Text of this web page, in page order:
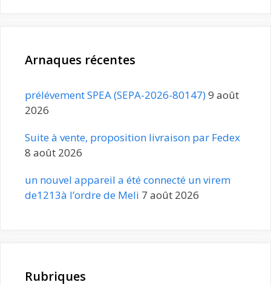
Arnaques récentes
prélévement SPEA (SEPA-2026-80147)9 août
2026
Suite à vente, proposition livraison par Fedex
8 août 2026
un nouvel appareil a été connecté un virem
de1213à l’ordre de Meli 7 août 2026
Rubriques